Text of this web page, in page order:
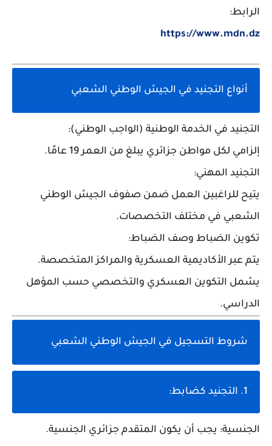
الرابط:
https://www.mdn.dz
أنواع التجنيد في الجيش الوطني الشعبي
التجنيد في الخدمة الوطنية (الواجب الوطني):
إلزامي لكل مواطن جزائري يبلغ من العمر 19 عامًا.
التجنيد المهني:
يتيح للراغبين العمل ضمن صفوف الجيش الوطني
الشعبي في مختلف التخصصات.
تكوين الضباط وصف الضباط:
يتم عبر الأكاديمية العسكرية والمراكز المتخصصة.
يشمل التكوين العسكري والتخصصي حسب المؤهل
الدراسي.
شروط التسجيل في الجيش الوطني الشعبي
1. التجنيد كضابط:
الجنسية: يجب أن يكون المتقدم جزائري الجنسية.